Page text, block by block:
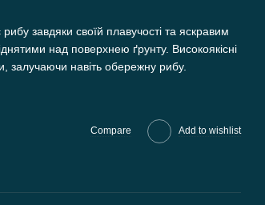
завдяки своїй плавучості та яскравим
над поверхнею ґрунту. Високоякісні
залучаючи навіть обережну рибу.
Compare Add to wishlist